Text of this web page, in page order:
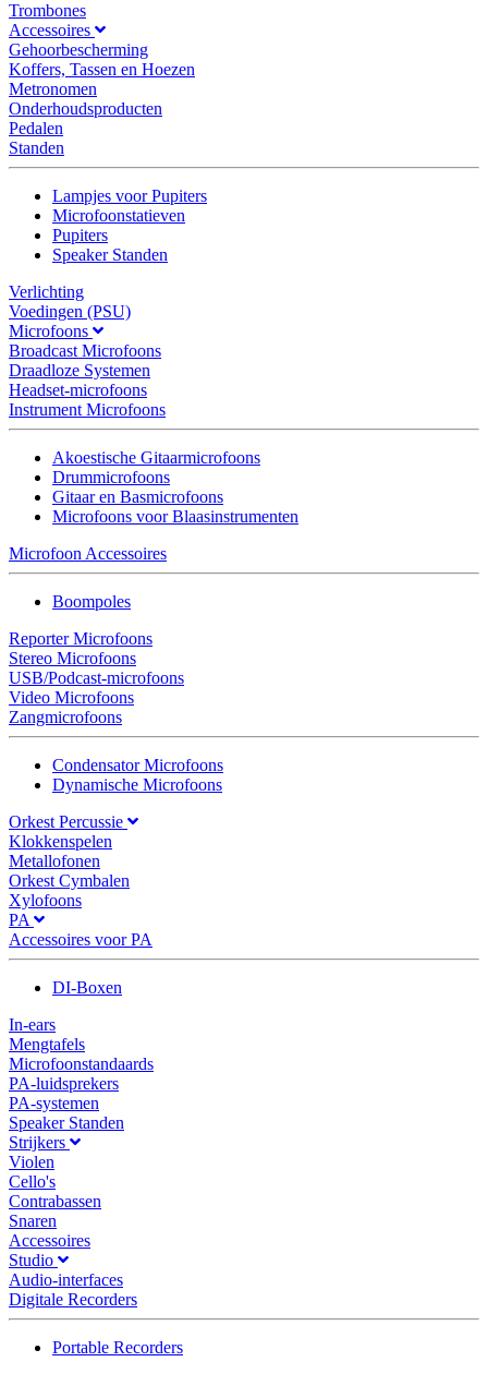
Trombones
Accessoires
Gehoorbescherming
Koffers, Tassen en Hoezen
Metronomen
Onderhoudsproducten
Pedalen
Standen
Lampjes voor Pupiters
Microfoonstatieven
Pupiters
Speaker Standen
Verlichting
Voedingen (PSU)
Microfoons
Broadcast Microfoons
Draadloze Systemen
Headset-microfoons
Instrument Microfoons
Akoestische Gitaarmicrofoons
Drummicrofoons
Gitaar en Basmicrofoons
Microfoons voor Blaasinstrumenten
Microfoon Accessoires
Boompoles
Reporter Microfoons
Stereo Microfoons
USB/Podcast-microfoons
Video Microfoons
Zangmicrofoons
Condensator Microfoons
Dynamische Microfoons
Orkest Percussie
Klokkenspelen
Metallofonen
Orkest Cymbalen
Xylofoons
PA
Accessoires voor PA
DI-Boxen
In-ears
Mengtafels
Microfoonstandaards
PA-luidsprekers
PA-systemen
Speaker Standen
Strijkers
Violen
Cello's
Contrabassen
Snaren
Accessoires
Studio
Audio-interfaces
Digitale Recorders
Portable Recorders